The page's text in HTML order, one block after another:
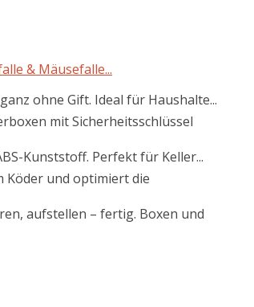
& Mäusefalle...
ohne Gift. Ideal für Haushalte...
mit Sicherheitsschlüssel
Kunststoff. Perfekt für Keller...
Köder und optimiert die
aufstellen – fertig. Boxen und